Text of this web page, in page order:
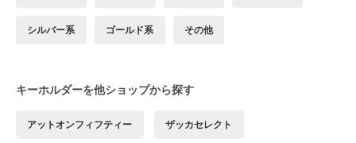
シルバー系 ゴールド系 その他
キーホルダーを他ショップから探す
アットオンフィフティー ザッカセレクト